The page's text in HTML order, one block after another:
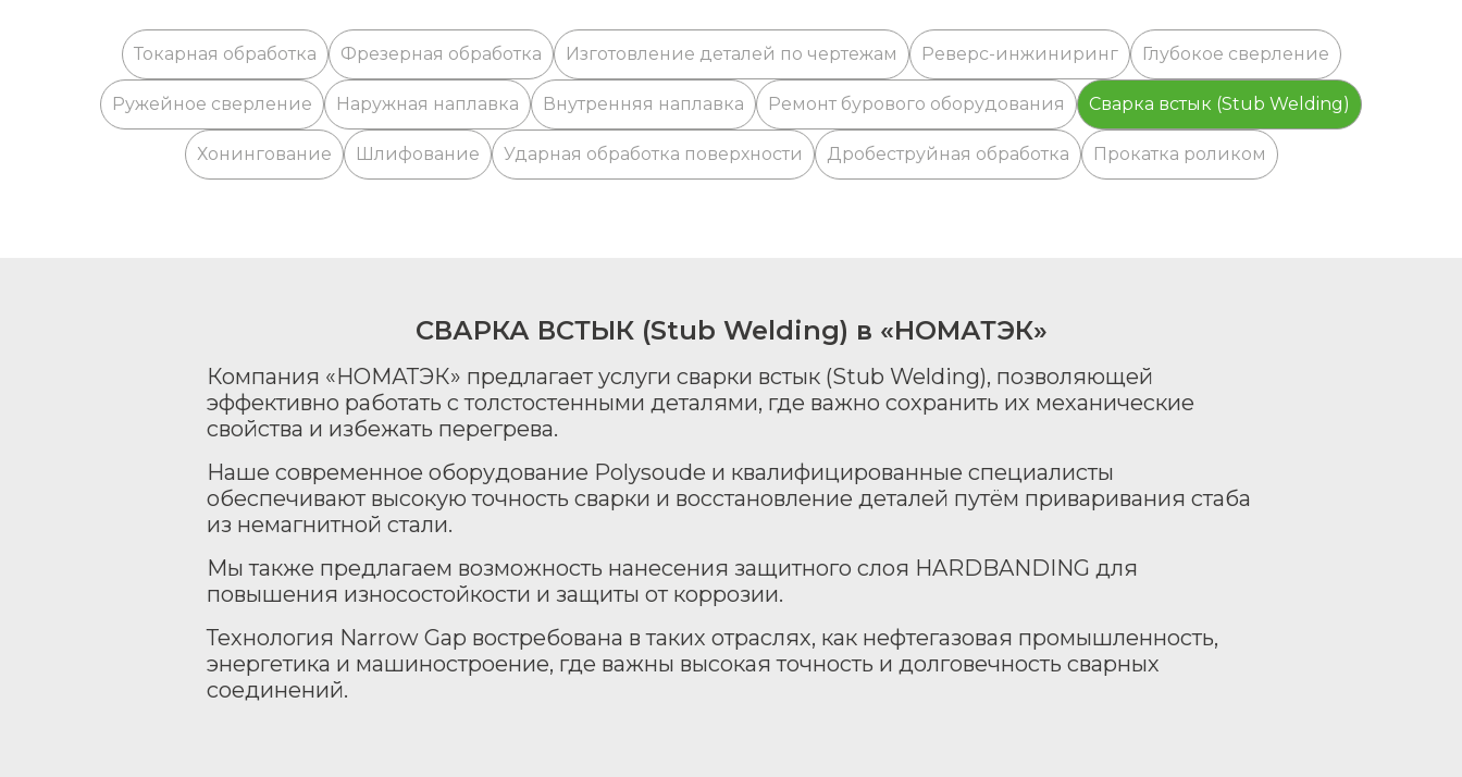
Токарная обработка Фрезерная обработка Изготовление деталей по чертежам Реверс-инжиниринг Глубокое сверление
Ружейное сверление Наружная наплавка Внутренняя наплавка Ремонт бурового оборудования Сварка встык (Stub Welding)
Хонингование Шлифование Ударная обработка поверхности Дробеструйная обработка Прокатка роликом
СВАРКА ВСТЫК (Stub Welding) в «НОМАТЭК»
Компания «НОМАТЭК» предлагает услуги сварки встык (Stub Welding), позволяющей
эффективно работать с толстостенными деталями, где важно сохранить их механические
свойства и избежать перегрева.
Наше современное оборудование Polysoude и квалифицированные специалисты
обеспечивают высокую точность сварки и восстановление деталей путём приваривания стаба
из немагнитной стали.
Мы также предлагаем возможность нанесения защитного слоя HARDBANDING для
повышения износостойкости и защиты от коррозии.
Технология Narrow Gap востребована в таких отраслях, как нефтегазовая промышленность,
энергетика и машиностроение, где важны высокая точность и долговечность сварных
соединений.